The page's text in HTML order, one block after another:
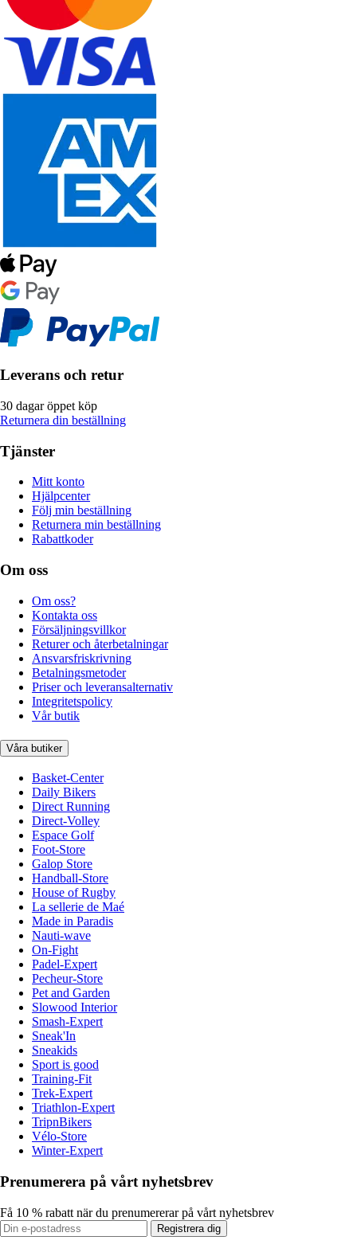
Leverans och retur
30 dagar öppet köp
Returnera din beställning
Tjänster
Mitt konto
Hjälpcenter
Följ min beställning
Returnera min beställning
Rabattkoder
Om oss
Om oss?
Kontakta oss
Försäljningsvillkor
Returer och återbetalningar
Ansvarsfriskrivning
Betalningsmetoder
Priser och leveransalternativ
Integritetspolicy
Vår butik
Våra butiker
Basket-Center
Daily Bikers
Direct Running
Direct-Volley
Espace Golf
Foot-Store
Galop Store
Handball-Store
House of Rugby
La sellerie de Maé
Made in Paradis
Nauti-wave
On-Fight
Padel-Expert
Pecheur-Store
Pet and Garden
Slowood Interior
Smash-Expert
Sneak'In
Sneakids
Sport is good
Training-Fit
Trek-Expert
Triathlon-Expert
TripnBikers
Vélo-Store
Winter-Expert
Prenumerera på vårt nyhetsbrev
Få 10 % rabatt när du prenumererar på vårt nyhetsbrev
Registrera dig